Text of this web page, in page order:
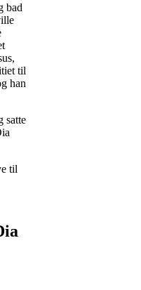
bad
til
han
satte
til